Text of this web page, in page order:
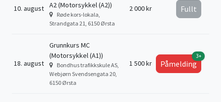
10. august
A2 (Motorsykkel (A2))
Røde kors-lokala,
Strandgata 21, 6150 Ørsta
2 000 kr Fullt
18. august
Grunnkurs MC
(Motorsykkel (A1))
Bondhus trafikkskule AS,
Webjørn Svendsengata 20,
6150 Ørsta
1 500 kr Påmelding
3+